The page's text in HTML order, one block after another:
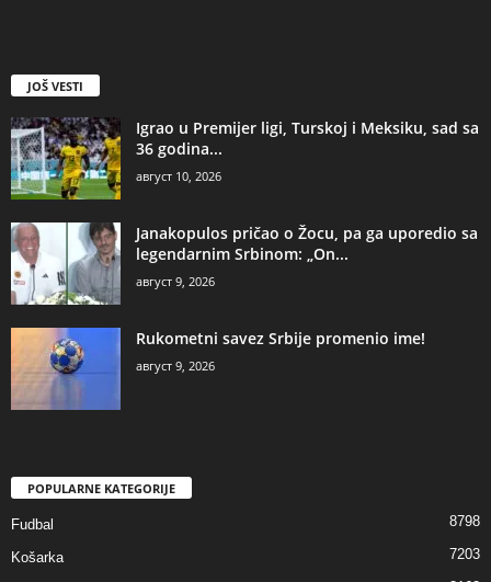
JOŠ VESTI
Igrao u Premijer ligi, Turskoj i Meksiku, sad sa
36 godina...
август 10, 2026
Janakopulos pričao o Žocu, pa ga uporedio sa
legendarnim Srbinom: „On...
август 9, 2026
Rukometni savez Srbije promenio ime!
август 9, 2026
POPULARNE KATEGORIJE
Fudbal 8798
Košarka 7203